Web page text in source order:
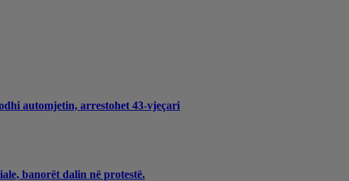
automjetin, arrestohet 43-vjeçari
banorët dalin në protestë.